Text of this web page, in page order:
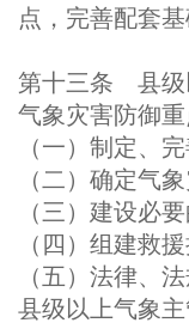
点，完善配套基
第十三条 县级
气象灾害防御
（一）制定、
（二）确定气
（三）建设必
（四）组建救
（五）法律、
县级以上气象